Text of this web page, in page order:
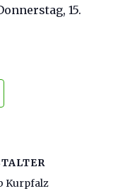
15.
Kurpfalz